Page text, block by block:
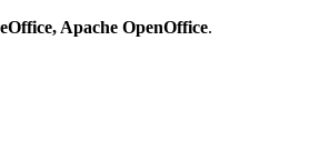
Apache OpenOffice.